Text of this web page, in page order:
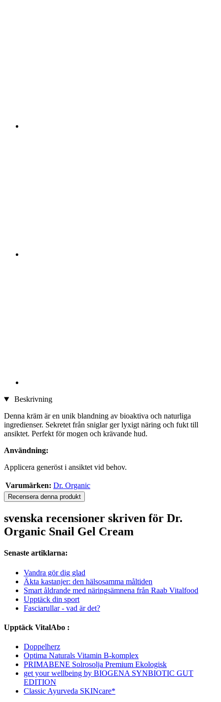
Beskrivning
Denna kräm är en unik blandning av bioaktiva och naturliga
ingredienser. Sekretet från sniglar ger lyxigt näring och fukt till
ansiktet. Perfekt för mogen och krävande hud.
Användning:
Applicera generöst i ansiktet vid behov.
Varumärken: Dr. Organic
Recensera denna produkt
svenska recensioner skriven för Dr.
Organic Snail Gel Cream
Senaste artiklarna:
Vandra gör dig glad
Äkta kastanjer: den hälsosamma måltiden
Smart åldrande med näringsämnena från Raab Vitalfood
Upptäck din sport
Fasciarullar - vad är det?
Upptäck VitalAbo :
Doppelherz
Optima Naturals Vitamin B-komplex
PRIMABENE Solrosolja Premium Ekologisk
get your wellbeing by BIOGENA SYNBIOTIC GUT
EDITION
Classic Ayurveda SKINcare*